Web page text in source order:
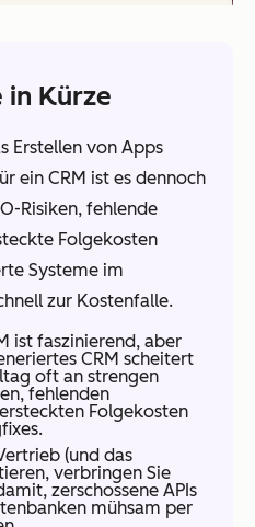
in Kürze
Erstellen von Apps
ein CRM ist es dennoch
Risiken, fehlende
Folgekosten
Systeme im
zur Kostenfalle.
ist faszinierend, aber
CRM scheitert
oft an strengen
fehlenden
Folgekosten
(und das
verbringen Sie
zerschossene APIs
mühsam per